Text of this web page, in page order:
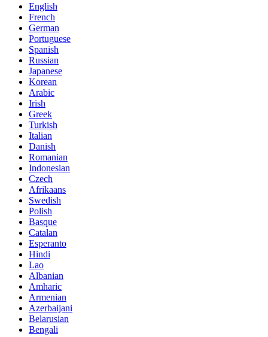
English
French
German
Portuguese
Spanish
Russian
Japanese
Korean
Arabic
Irish
Greek
Turkish
Italian
Danish
Romanian
Indonesian
Czech
Afrikaans
Swedish
Polish
Basque
Catalan
Esperanto
Hindi
Lao
Albanian
Amharic
Armenian
Azerbaijani
Belarusian
Bengali